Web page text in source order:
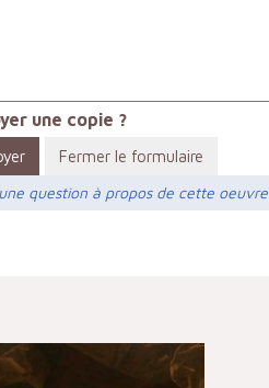
une copie ?
Fermer le formulaire
question à propos de cette oeuvre